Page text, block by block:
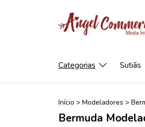
Categorias Sutiãs
Início > Modeladores >
Bermuda